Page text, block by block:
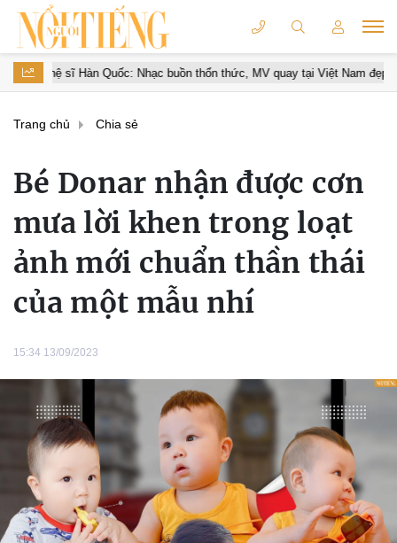
thức, MV quay tại Việt Nam đẹp lãng mạn Sports Festival
Trang chủ Chia sẻ
Bé Donar nhận được cơn
mưa lời khen trong loạt
ảnh mới chuẩn thần thái
của một mẫu nhí
15:34 13/09/2023